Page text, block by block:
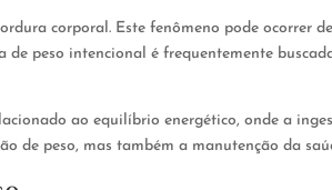
corporal. Este fenômeno pode ocorrer
peso intencional é frequentemente
ao equilíbrio energético, onde a
de peso, mas também a manutenção da